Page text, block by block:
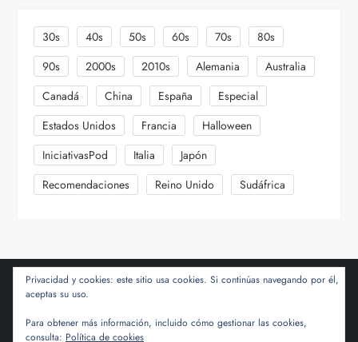
30s 40s 50s 60s 70s
80s
90s
2000s 2010s Alemania
Australia
Canadá
China España
Especial
Estados Unidos
Francia
Halloween
IniciativasPod
Italia
Japón
Recomendaciones
Reino Unido Sudáfrica
Privacidad y cookies: este sitio usa cookies. Si continúas navegando por él,
aceptas su uso.
Para obtener más información, incluido cómo gestionar las cookies,
consulta: Política de cookies